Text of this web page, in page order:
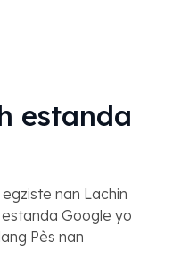
estanda
nan Lachin
Google yo
Pès nan